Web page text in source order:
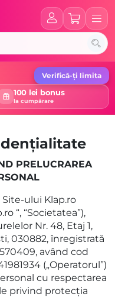
Verifică-ți limita
100 lei bonus
la cumpărare
PRELUCRAREA
ului Klap.ro
“, “Societatea”),
Nr. 48, Etaj 1,
030882, înregistrată
având cod
(„Operatorul”)
cu respectarea
privind protecția